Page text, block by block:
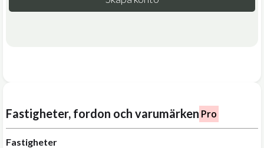
Fastigheter, fordon och varumärken Pro
Fastigheter